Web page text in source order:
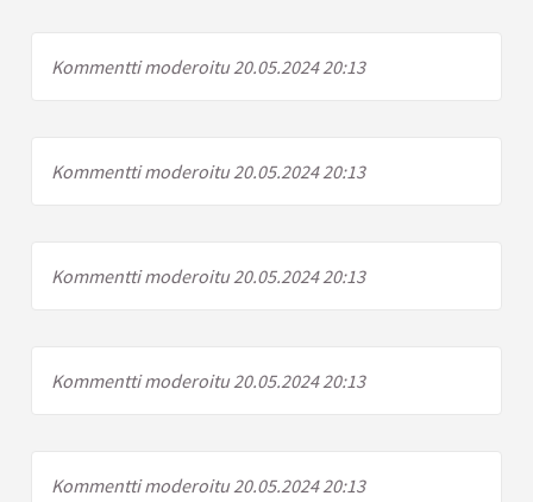
Kommentti moderoitu 20.05.2024 20:13
Kommentti moderoitu 20.05.2024 20:13
Kommentti moderoitu 20.05.2024 20:13
Kommentti moderoitu 20.05.2024 20:13
Kommentti moderoitu 20.05.2024 20:13